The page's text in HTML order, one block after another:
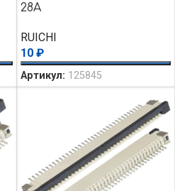
28A
RUICHI
10 ₽
Артикул: 125845